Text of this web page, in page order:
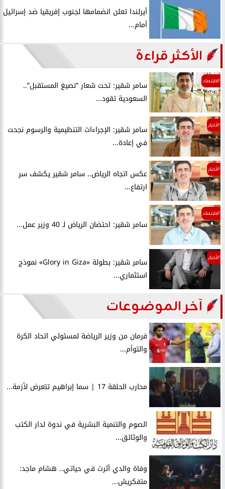
أيرلندا تعلن انضمامها لجنوب إفريقيا ضد إسرائيل
أمام...
الأكثر قراءة
الاقتصاد
سامر شقير: تحت شعار ”نصيغ المستقبل”..
السعودية تقود...
الأخبار
سامر شقير: الإجراءات التنظيمية والرسوم نجحت
في إعادة...
الأخبار
عكس اتجاه الرياض.. سامر شقير يكشف سر
ارتفاع...
الاقتصاد
سامر شقير: احتضان الرياض لـ 40 وزير عمل...
الأخبار
سامر شقير: بطولة «Glory in Giza» نموذج
استثماري...
آخر الموضوعات
فرمان من وزير الرياضة لمسئولي اتحاد الكرة
والتوأم...
محارب الحلقة 17 | سما إبراهيم تتعرض لأزمة...
الصوم والتنمية البشرية في ندوة لدار الكتب
والوثائق...
وفاة والدي أثرت في حياتي.. هشام ماجد:
متفكريش...